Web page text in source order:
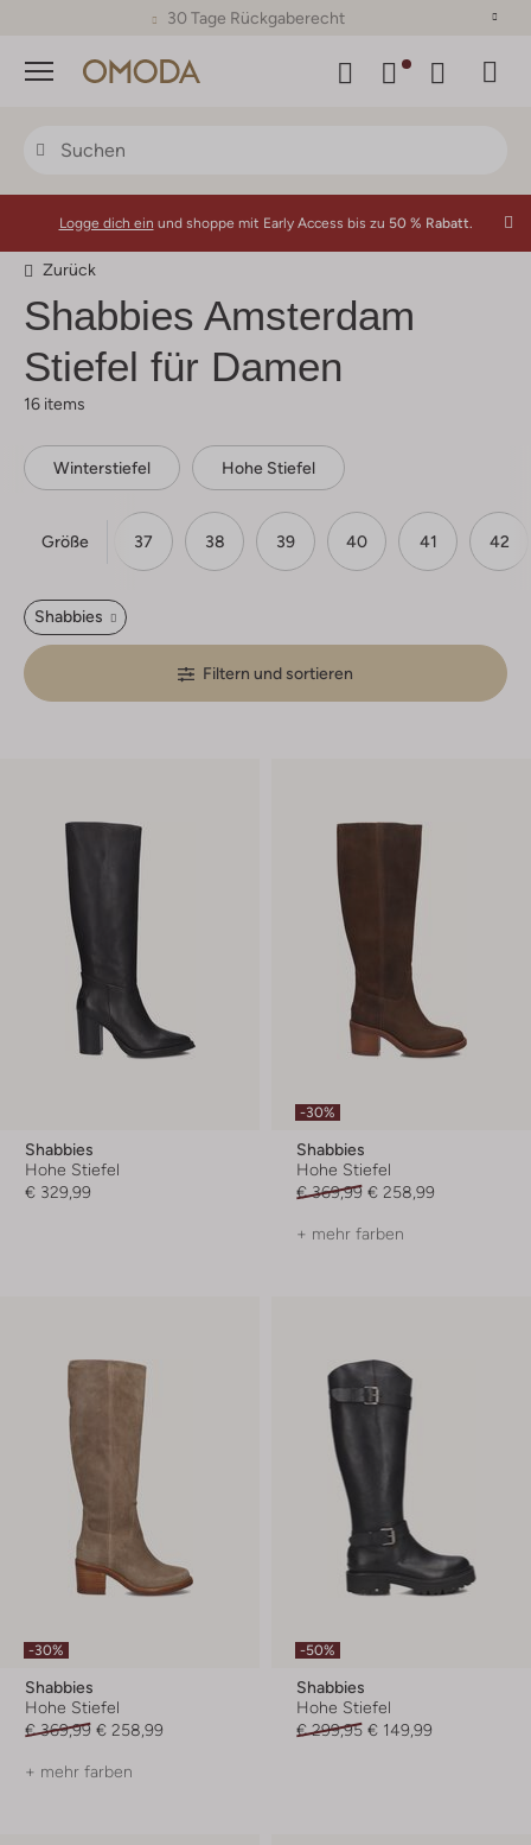
30 Tage Rückgaberecht
Menü
Logge dich ein und shoppe mit Early Access bis zu 50 % Rabatt.
Zurück
Shabbies Amsterdam
Stiefel für Damen
16 items
Winterstiefel Hohe Stiefel
Größe 37 38 39 40 41 42
Shabbies
Filtern und sortieren
Shabbies
Hohe Stiefel
€ 329,99
-30%
Shabbies
Hohe Stiefel
€ 369,99 € 258,99
+ mehr farben
-30%
Shabbies
Hohe Stiefel
€ 369,99 € 258,99
+ mehr farben
-50%
Shabbies
Hohe Stiefel
€ 299,95 € 149,99